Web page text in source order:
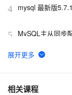
4 mysql 最新版
5 MySQL主从同步
6
【阿里云新品发
7
相关课程